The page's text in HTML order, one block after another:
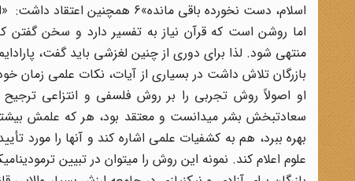
اسلام، دست نخورده باقی مانده»6 همچنین اعتقاد داشت: «ایدئولوژی و فلسفه سیاسی ناچار باید مذهبی و الهی باشد.»7
اما روشن است که قرآن نیاز به تفسیر دارد و سخن گفتن
منتهی شود. لذا برای دوری از چنین لغزشی باید گفت،
بازرگان تلاش داشت در بسیاری از آیات، نکات علمی زمان
او اصولاً روش تجربی را بر روش فلسفی و انتزاعی
سعادتبخش بشر میدانست و معتقد بود، هر که علمش
بهره ببرد، هم به کشفیات علمی اشاره کند و آنها را مورد
علوم اعلام کند. نمونه این روش را میتوان در تبیین